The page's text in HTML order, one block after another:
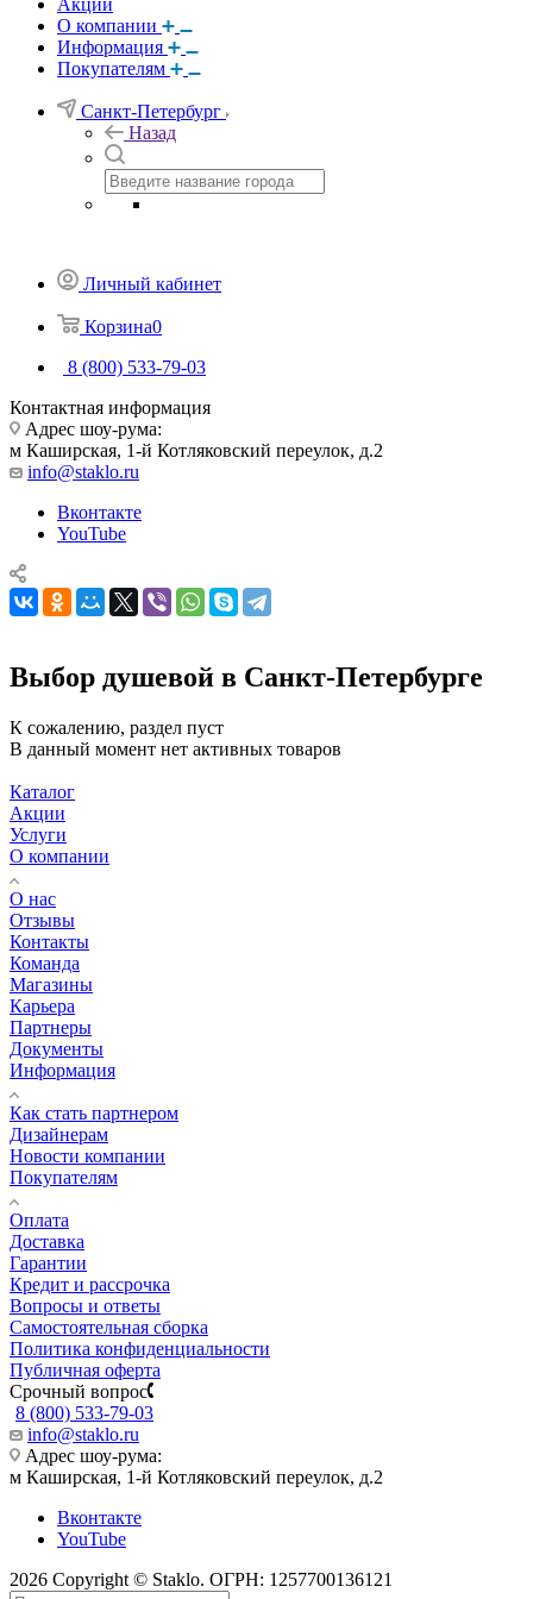
Акции
О компании
Информация
Покупателям
Санкт-Петербург
Назад
Личный кабинет
Корзина0
8 (800) 533-79-03
Контактная информация
Адрес шоу-рума:
м Каширская, 1-й Котляковский переулок, д.2
info@staklo.ru
Вконтакте
YouTube
Выбор душевой в Санкт-Петербурге
К сожалению, раздел пуст
В данный момент нет активных товаров
Каталог
Акции
Услуги
О компании
О нас
Отзывы
Контакты
Команда
Магазины
Карьера
Партнеры
Документы
Информация
Как стать партнером
Дизайнерам
Новости компании
Покупателям
Оплата
Доставка
Гарантии
Кредит и рассрочка
Вопросы и ответы
Самостоятельная сборка
Политика конфиденциальности
Публичная оферта
Срочный вопрос
8 (800) 533-79-03
info@staklo.ru
Адрес шоу-рума:
м Каширская, 1-й Котляковский переулок, д.2
Вконтакте
YouTube
2026 Copyright © Staklo. ОГРН: 1257700136121